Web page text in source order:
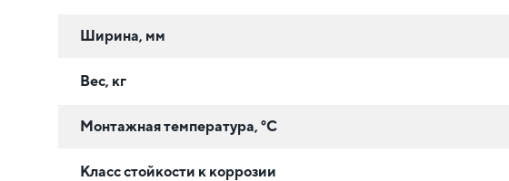
Ширина, мм
Вес, кг
Монтажная температура, °C
Класс стойкости к коррозии